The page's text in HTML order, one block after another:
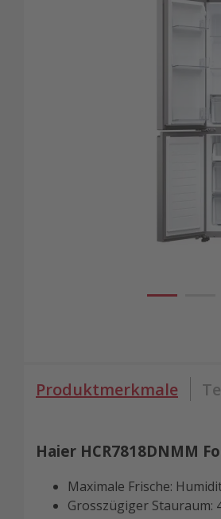
Produktmerkmale
Haier HCR7818DNMM
Maximale Frische:
Grosszügiger Stauraum: